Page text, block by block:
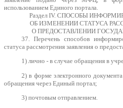
использованием Единого портала.
Раздел IV. СПОСОБЫ
ОБ ИЗМЕНЕНИИ СТАТУСА
О ПРЕДОСТАВЛЕНИИ
37. Перечень способов
статуса рассмотрения заявления о
1) лично - в случае обращения в
2) в форме электронного
обращения через Единый портал;
3) почтовым отправлением.